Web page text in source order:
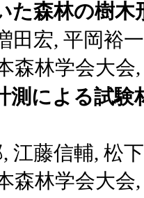
た森林の樹木
田宏, 平岡裕
森林学会大会,
測による試験
江藤信輔, 松
森林学会大会,